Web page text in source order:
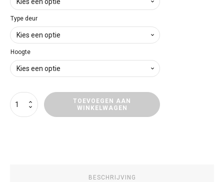
tot
€ 82
Type deur
Hoogte
Deurpanelen
Renault
TOEVOEGEN AAN
WINKELWAGEN
BESCHRIJVING